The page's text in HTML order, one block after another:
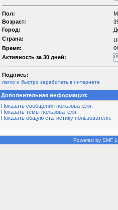
Пол:
Возраст:
Город:
Страна:
Время:
Активность за 30 дней:
Подпись:
легко и быстро заработать в интернете
Дополнительная информация:
Показать сообщения пользователя.
Показать темы пользователя.
Показать общую статистику пользователя.
Powered by SMF